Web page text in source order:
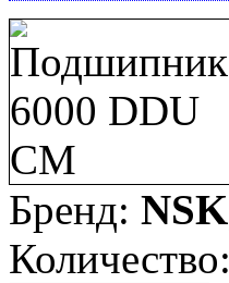
Бренд: NSK
Количество: